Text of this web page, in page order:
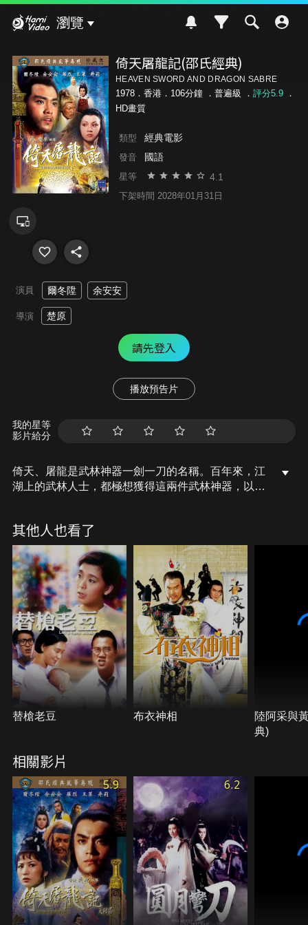
瀏覽
倚天屠龍記(邵氏經典)
HEAVEN SWORD AND DRAGON SABRE
1978．香港．106分鐘 ． 普遍級 ． 評分5.9．
HD畫質
類型 經典電影
發音 國語
星等 4.1
下架時間 2028年01月31日
演員 爾冬陞 余安安
導演 楚原
請先登入
播放預告片
我的星等
影片給分
倚天、屠龍是武林神器一劍一刀的名稱。百年來，江
湖上的武林人士，都極想獲得這兩件武林神器，以便
教四大護法中之金毛獅王謝遜，因妻女為其師成昆所
奸殺，引致發狂濫殺江湖人士，並在無意中奪得了屠
龍寶刀。握有倚天劍之滅絕師太，已聯合了武當、少
林、崑崙等六大門派，合力討伐明教。一場腥風血雨
的武林封報即將展開....
其他人也看了
替槍老豆 布衣神相
陸阿采與
典)
相關影片
5.9 6.2